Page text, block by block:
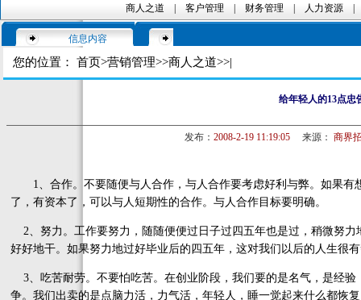
商人之道 客户管理 财务管理 人力资源
信息内容
您的位置： 首页>营销管理>>商人之道>>|
给年轻人的13点忠
发布： 2008-2-19 11:19:05来源： 商界
1、合作。不要随便与人合作，与人合作要考虑好利与弊。如果有
了，有资本了，可以与人短期性的合作。与人合作目标要明确。
2、努力。工作要努力，随随便便过日子过四五年也是过，稍微努
好好地干。如果努力地过好毕业后的四五年，这对我们以后的人生很
3、吃苦耐劳。不要怕吃苦。在创业阶段，我们要的是名气，是经
争。我们出卖的是点脑力活，力气活，年轻人，睡一觉起来什么都恢